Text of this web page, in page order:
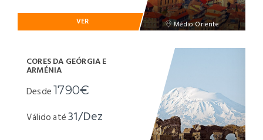
Médio Oriente
VER
CORES DA GEÓRGIA E
ARMÉNIA
Desde1790€
Válido até31/Dez